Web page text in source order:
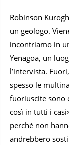
Robinson
un geologo.
incontriamo in
Yenagoa, un
l’intervista.
spesso le
fuoriuscite sono
così in tutti i
perché non
andrebbero